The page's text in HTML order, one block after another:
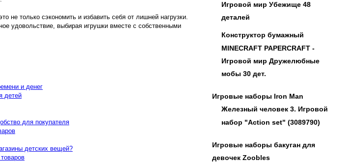
Игровой мир Убежище 48
деталей
Конструктор бумажный
MINECRAFT PAPERCRAFT -
Игровой мир Дружелюбные
мобы 30 дет.
Игровые наборы Iron Man
Железный человек 3. Игровой
набор "Action set" (3089790)
Игровые наборы бакуган для
девочек Zoobles
не только сэкономить и избавить себя от лишней нагрузки.
удовольствие, выбирая игрушки вместе с собственными
и денег
детей
для покупателя
детских вещей?